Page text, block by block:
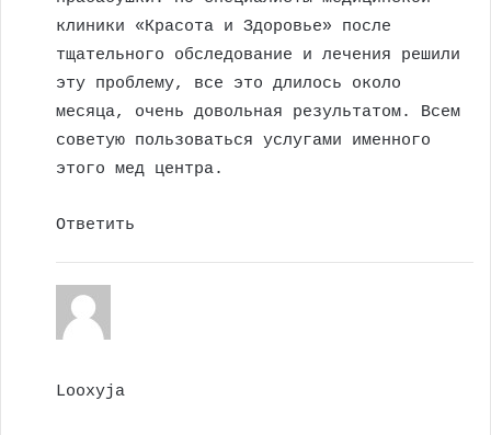
клиники «Красота и Здоровье» после
тщательного обследование и лечения решили
эту проблему, все это длилось около
месяца, очень довольная результатом. Всем
советую пользоваться услугами именного
этого мед центра.
Ответить
Looxyja